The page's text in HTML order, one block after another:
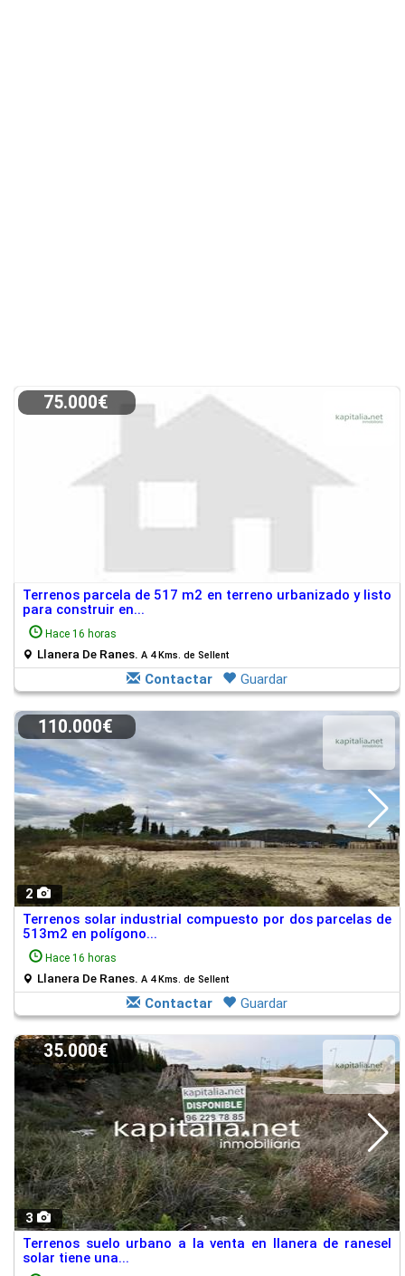
75.000€
Terrenos parcela de 517 m2 en terreno urbanizado y listo
para construir en...
Hace 16 horas
Llanera De Ranes. A 4 Kms. de Sellent
Contactar Guardar
2
110.000€
Terrenos solar industrial compuesto por dos parcelas de
513m2 en polígono...
Hace 16 horas
Llanera De Ranes. A 4 Kms. de Sellent
Contactar Guardar
3
35.000€
Terrenos suelo urbano a la venta en llanera de ranesel
solar tiene una...